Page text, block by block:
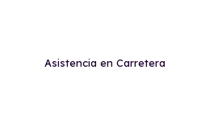
Asistencia en Carretera